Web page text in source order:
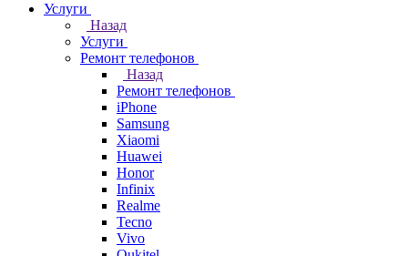
Услуги
Назад
Услуги
Ремонт телефонов
Назад
Ремонт телефонов
iPhone
Samsung
Xiaomi
Huawei
Honor
Infinix
Realme
Tecno
Vivo